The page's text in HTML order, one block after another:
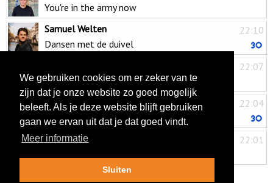
You're in the army now
22:10
Samuel Welten
Dansen met de duivel
22:07
Laat het licht maar uit
22:04
Jeffrey Heesen
Baby lekker ding
22:01
Doe Maar
We gebruiken cookies om er zeker van te
zijn dat je onze website zo goed mogelijk
beleeft. Als je deze website blijft gebruiken
gaan we ervan uit dat je dat goed vindt.
Meer informatie
Sluiten